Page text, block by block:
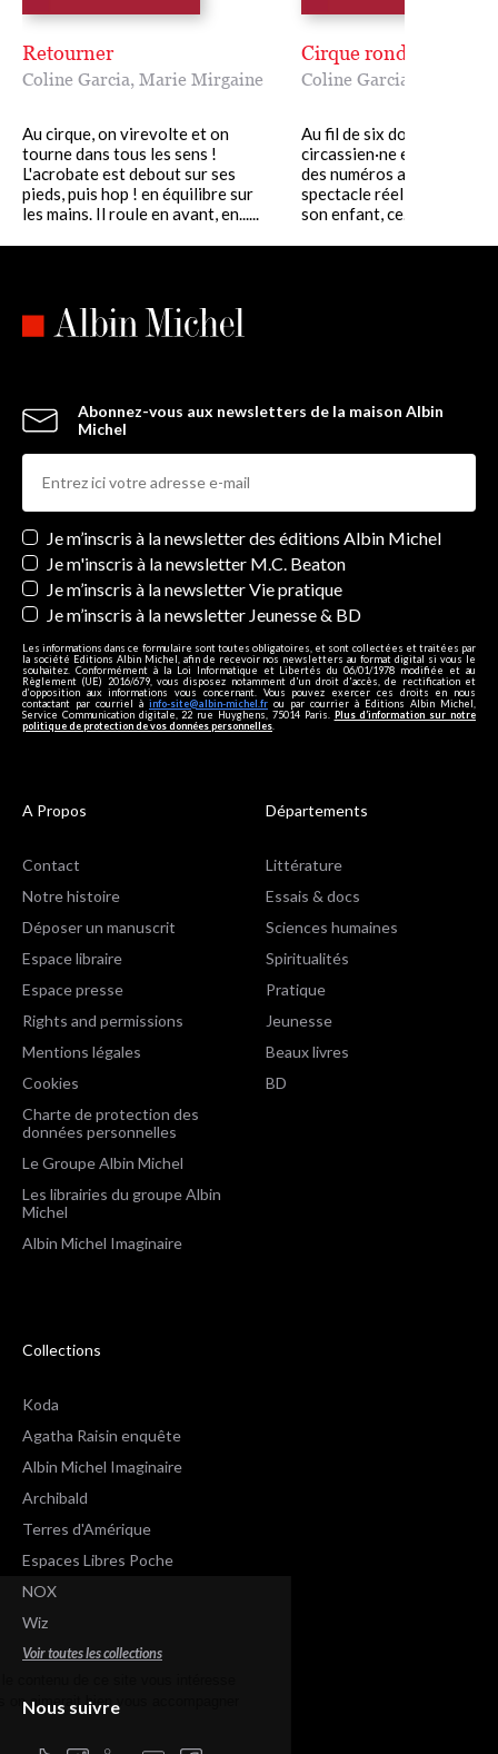
c'est nous...
Cookies !
a attendu d'être sûrs que le contenu de
mais on aimerait bien vous accompagner pendant votre
Retourner
Coline Garcia, Marie Mirgaine
Au cirque, on virevolte et on
tourne dans tous les sens !
L'acrobate est debout sur ses
pieds, puis hop ! en équilibre sur
les mains. Il roule en avant, en......
Cirque rond
Coline Garcia
Au fil de six doubles-
circassien·ne enjoué·e
des numéros
spectacle réel à partager
son enfant, ce......
Abonnez-vous aux newsletters de la maison Albin
Michel
Newsletters
Je m’inscris à la newsletter des éditions Albin Michel
Je m'inscris à la newsletter M.C. Beaton
Je m’inscris à la newsletter Vie pratique
Je m’inscris à la newsletter Jeunesse & BD
Les informations dans ce formulaire sont toutes obligatoires, et sont collectées et traitées par
la société Editions Albin Michel, afin de recevoir nos newsletters au format digital si vous le
souhaitez. Conformément à la Loi Informatique et Libertés du 06/01/1978 modifiée et au
Règlement (UE) 2016/679, vous disposez notamment d'un droit d'accès, de rectification et
d’opposition aux informations vous concernant. Vous pouvez exercer ces droits en nous
contactant par courriel à info-site@albin-michel.fr ou par courrier à Editions Albin Michel,
Service Communication digitale, 22 rue Huyghens, 75014 Paris. Plus d’information sur notre
politique de protection de vos données personnelles.
A Propos
Contact
Notre histoire
Déposer un manuscrit
Espace libraire
Espace presse
Rights and permissions
Mentions légales
Cookies
Charte de protection des
données personnelles
Le Groupe Albin Michel
Les librairies du groupe Albin
Michel
Albin Michel Imaginaire
Départements
Littérature
Essais & docs
Sciences humaines
Spiritualités
Pratique
Jeunesse
Beaux livres
BD
Collections
Koda
Agatha Raisin enquête
Albin Michel Imaginaire
Archibald
Terres d'Amérique
Espaces Libres Poche
NOX
Wiz
Voir toutes les collections
Nous suivre